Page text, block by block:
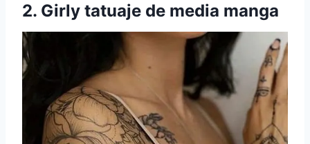
2. Girly tatuaje de media manga